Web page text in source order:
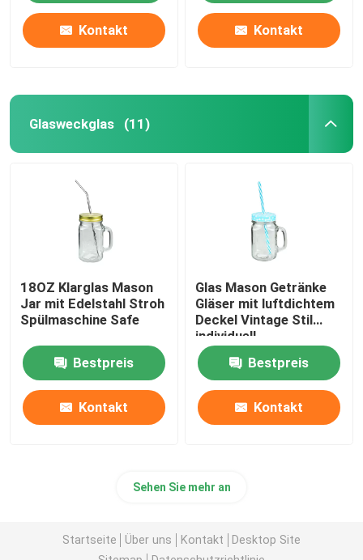
Kontakt Kontakt
Glasweckglas (11)
18OZ Klarglas Mason
Jar mit Edelstahl Stroh
Spülmaschine Safe
Bestpreis
Kontakt
Glas Mason Getränke
Gläser mit luftdichtem
Deckel Vintage Stil
individuell
Bestpreis
Kontakt
Sehen Sie mehr an
Startseite Über uns Kontakt
Desktop Site